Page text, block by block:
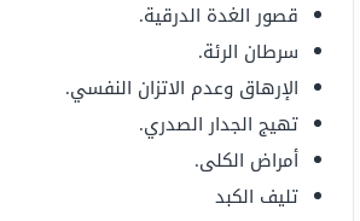
قصور الغدة الدرقية.
سرطان الرئة.
الإرهاق وعدم الاتزان النفسي.
تهيج الجدار الصدري.
أمراض الكلى.
تليف الكبد